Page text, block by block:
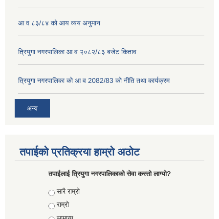
आ व ८३/८४ को आय व्यय अनुमान
त्रियुगा नगरपालिका आ व २०८२/८३ बजेट किताव
त्रियुगा नगरपालिका को आ व 2082/83 को नीति तथा कार्यक्रम
अन्य
तपाईको प्रतिक्रया हाम्रो अठोट
तपाईलाई त्रियुगा नगरपालिकाको सेवा कस्तो लाग्यो?
Choices
सारै राम्रो
राम्रो